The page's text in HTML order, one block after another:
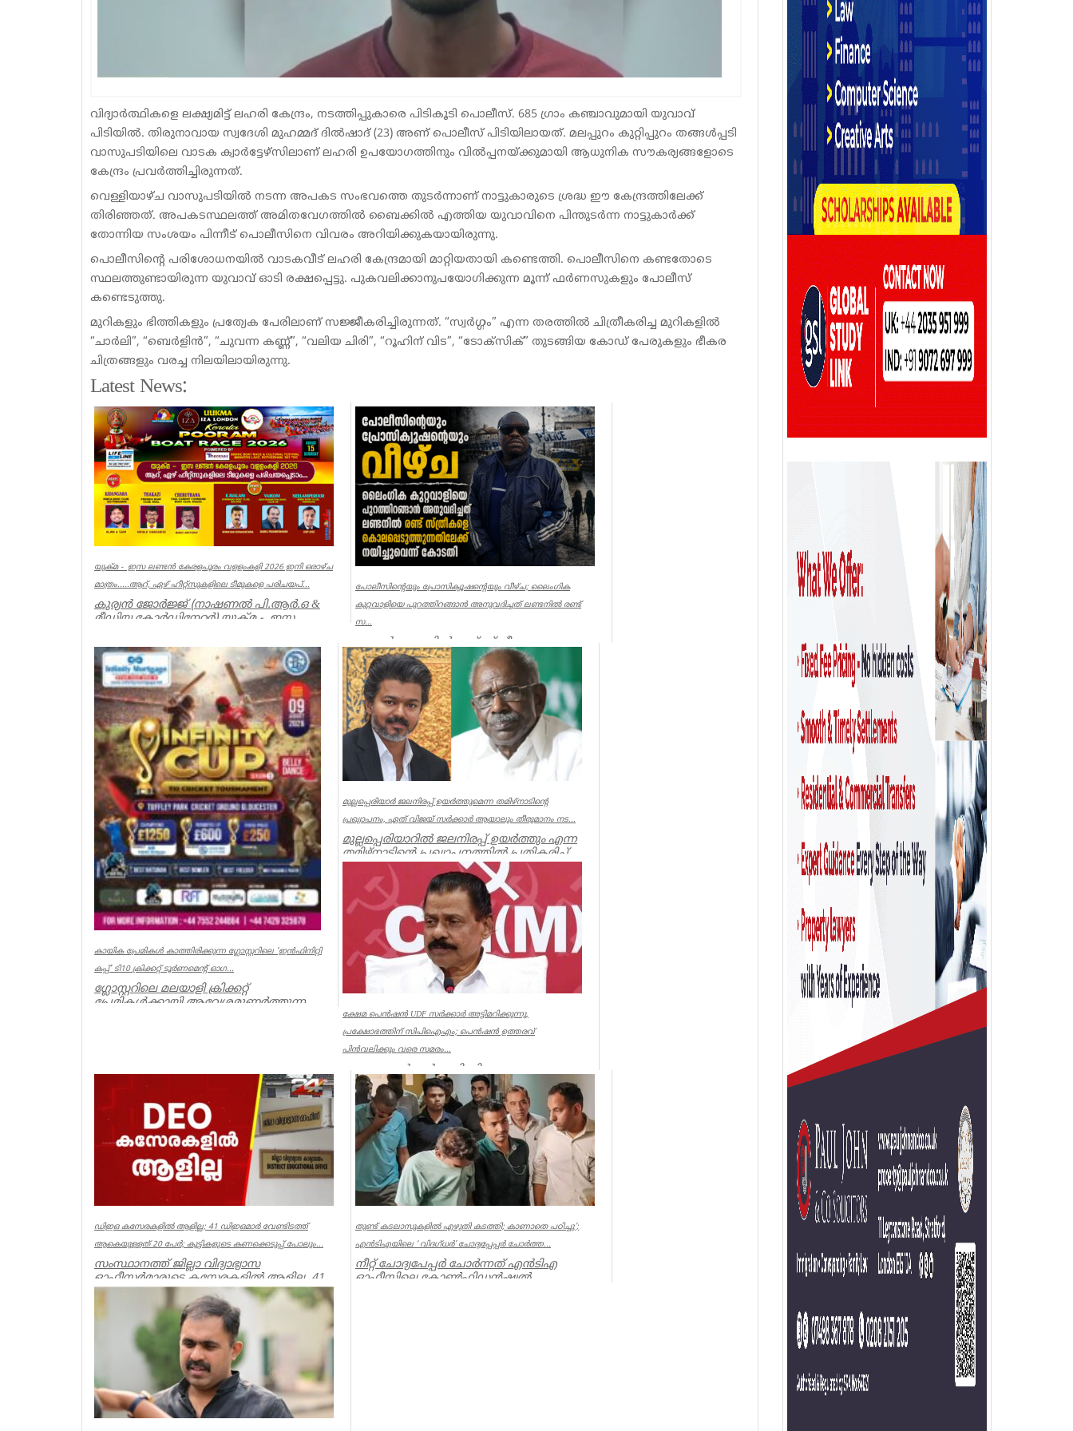
വിദ്യാർത്ഥികളെ ലക്ഷ്യമിട്ട് ലഹരി കേന്ദ്രം, നടത്തിപ്പുകാരെ പിടികൂടി പൊലീസ്. 685 ഗ്രാം കഞ്ചാവുമായി യുവാവ്
പിടിയിൽ. തിരുനാവായ സ്വദേശി മുഹമ്മദ് ദിൽഷാദ് (23) അണ് പൊലീസ് പിടിയിലായത്. മലപ്പുറം കുറ്റിപ്പുറം തങ്ങൾപ്പടി
വാസുപടിയിലെ വാടക ക്വാർട്ടേഴ്സിലാണ് ലഹരി ഉപയോഗത്തിനും വിൽപ്പനയ്ക്കുമായി ആധുനിക സൗകര്യങ്ങളോടെ
കേന്ദ്രം പ്രവർത്തിച്ചിരുന്നത്.
വെള്ളിയാഴ്ച വാസുപടിയിൽ നടന്ന അപകട സംഭവത്തെ തുടർന്നാണ് നാട്ടുകാരുടെ ശ്രദ്ധ ഈ കേന്ദ്രത്തിലേക്ക്
തിരിഞ്ഞത്. അപകടസ്ഥലത്ത് അമിതവേഗത്തിൽ ബൈക്കിൽ എത്തിയ യുവാവിനെ പിന്തുടർന്ന നാട്ടുകാർക്ക്
തോന്നിയ സംശയം പിന്നീട് പൊലീസിനെ വിവരം അറിയിക്കുകയായിരുന്നു.
പൊലീസിന്റെ പരിശോധനയിൽ വാടകവീട് ലഹരി കേന്ദ്രമായി മാറ്റിയതായി കണ്ടെത്തി. പൊലീസിനെ കണ്ടതോടെ
സ്ഥലത്തുണ്ടായിരുന്ന യുവാവ് ഓടി രക്ഷപ്പെട്ടു. പുകവലിക്കാനുപയോഗിക്കുന്ന മൂന്ന് ഫർണസുകളും പോലീസ്
കണ്ടെടുത്തു.
മുറികളും ഭിത്തികളും പ്രത്യേക പേരിലാണ് സജ്ജീകരിച്ചിരുന്നത്. “സ്വർഗ്ഗം” എന്ന തരത്തിൽ ചിത്രീകരിച്ച മുറികളിൽ
“ചാർലി”, “ബെർളിൻ”, “ചുവന്ന കണ്ണ്”, “വലിയ ചിരി”, “റൂഹിന് വിട”, “ടോക്സിക്” തുടങ്ങിയ കോഡ് പേരുകളും ഭീകര
ചിത്രങ്ങളും വരച്ച നിലയിലായിരുന്നു.
Latest News:
യുക്മ - ഇസ ലണ്ടൻ കേരളപൂരം വളളംകളി 2026 ഇനി ഒരാഴ്ച
മാത്രം.....ആറ്, ഏഴ് ഹീറ്റ്സുകളിലെ ടീമുകളെ പരിചയപ്...
കുര്യൻ ജോർജ്ജ് (നാഷണൽ പി.ആർ.ഒ &
മീഡിയ കോർഡിനേറ്റർ) യുക്മ - ഇസ
Associations
പോലീസിന്റെയും പ്രോസിക്യൂഷന്റെയും വീഴ്ച; ലൈംഗിക
കുറ്റവാളിയെ പുറത്തിറങ്ങാൻ അനുവദിച്ചത് ലണ്ടനിൽ രണ്ട്
സ...
ലണ്ടൻ: ലണ്ടനിൽ രണ്ട് സ്ത്രീകളെ
കൊലപ്പെടുത്തിയ സംഭവത്തിൽ
പോലീസിനും പ്രോസിക്യൂഷനും ഗുരുതര
വീഴ്ച്ച സംഭ...
UK NEWS
കായിക പ്രേമികള്‍ കാത്തിരിക്കുന്ന ഗ്ലോസ്റ്ററിലെ 'ഇന്‍ഫിനിറ്റി
കപ്പ്' ടി10 ക്രിക്കറ്റ് ടൂര്‍ണമെന്റ് ഓഗ...
ഗ്ലോസ്റ്ററിലെ മലയാളി ക്രിക്കറ്റ്
പ്രേമികള്‍ക്കായി ആവേശമുണര്‍ത്തുന്ന
മുല്ലപ്പെരിയാർ ജലനിരപ്പ് ഉയർത്തുമെന്ന തമിഴ്നാടിന്റെ
പ്രഖ്യാപനം, ഏത് വിജയ് സർക്കാർ ആയാലും തീരുമാനം നട...
മുല്ലപ്പെരിയാറിൽ ജലനിരപ്പ് ഉയർത്തും എന്ന
തമിഴ്നാടിന്റെ പ്രഖ്യാപനത്തിൽ പ്രതികരിച്ച്
മുൻമന്ത്രി എം എം...
Kerala
ക്ഷേമ പെൻഷൻ UDF സർക്കാർ അട്ടിമറിക്കുന്നു,
പ്രക്ഷോഭത്തിന് സിപിഐഎം; പെൻഷൻ ഉത്തരവ്
പിൻവലിക്കും വരെ സമരം...
ക്ഷേമ പെൻഷൻ അട്ടിമറിക്കാനുള്ള ബോധ
പൂർവമായ ശ്രമമാണ് യു ഡി എഫ് സർക്കാർ
നടത്തുന്നതെന്ന് സിപിഐഎം സംസ്ഥാ...
Kerala
ഡിഇഒ കസേരകളില്‍ ആളില്ല; 41 ഡിഇഒമാര്‍ വേണ്ടിടത്ത്
ആകെയുള്ളത് 20 പേര്‍; കുട്ടികളുടെ കണക്കെടുപ്പ് പോലും...
സംസ്ഥാനത്ത് ജില്ലാ വിദ്യാഭ്യാസ
ഓഫീസര്‍മാരുടെ കസേരകളില്‍ ആളില്ല. 41
ഡിഇഒമാരില്‍ നിലവില്‍ ഉള്ളത് 20 പ...
Kerala
തുണ്ട് കടലാസുകളില്‍ എഴുതി കടത്തി; കാണാതെ പഠിച്ചു’;
എന്‍ടിഎയിലെ ‘ വിദഗ്ധര്‍’ ചോദ്യപ്പേപ്പര്‍ ചോര്‍ത്ത...
നീറ്റ് ചോദ്യപേപ്പര്‍ ചോര്‍ന്നത് എന്‍ടിഎ
ഓഫീസിലെ കോണ്‍ഫിഡന്‍ഷ്യല്‍